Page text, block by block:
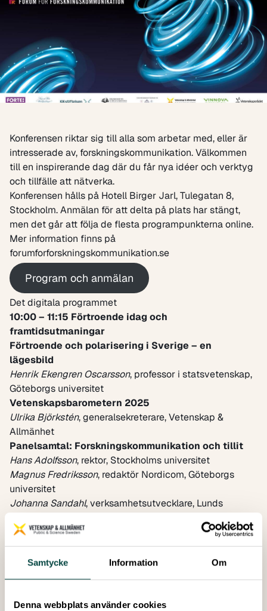
Samtycke Information Om
Denna webbplats använder cookies
Konferensen riktar sig till alla som arbetar med, eller är
intresserade av, forskningskommunikation. Välkommen
till en inspirerande dag där du får nya idéer och verktyg
och tillfälle att nätverka.
Konferensen hålls på Hotell Birger Jarl, Tulegatan 8,
Stockholm. Anmälan för att delta på plats har stängt,
men det går att följa de flesta programpunkterna online.
Mer information finns på
forumforforskningskommunikation.se
Program och anmälan
Det digitala programmet
10:00 – 11:15 Förtroende idag och
framtidsutmaningar
Förtroende och polarisering i Sverige – en
lägesbild
Henrik Ekengren Oscarsson, professor i statsvetenskap,
Göteborgs universitet
Vetenskapsbarometern 2025
Ulrika Björkstén, generalsekreterare, Vetenskap &
Allmänhet
Panelsamtal: Forskningskommunikation och tillit
Hans Adolfsson, rektor, Stockholms universitet
Magnus Fredriksson, redaktör Nordicom, Göteborgs
universitet
Johanna Sandahl, verksamhetsutvecklare, Lunds
Ulrika Björkstén, generalsekreterare, Vetenskap &
Allmänhet
11:30 – 12:30 Kommunikation och
Inspiration from CERN and ESS